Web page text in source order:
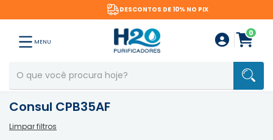
DESCONTOS DE 10% NO PIX
MENU
0
Consul CPB35AF
Limpar filtros